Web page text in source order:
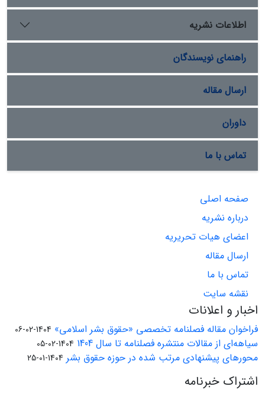
اطلاعات نشریه
راهنمای نویسندگان
ارسال مقاله
داوران
تماس با ما
صفحه اصلی
درباره نشریه
اعضای هیات تحریریه
ارسال مقاله
تماس با ما
نقشه سایت
اخبار و اعلانات
فراخوان مقاله فصلنامه تخصصی «حقوق بشر اسلامی» 1404-02-06
سیاهه‌ای از مقالات منتشره فصلنامه تا سال 1404 1404-02-05
محورهای پیشنهادی مرتب شده در حوزه حقوق بشر 1404-01-25
اشتراک خبرنامه